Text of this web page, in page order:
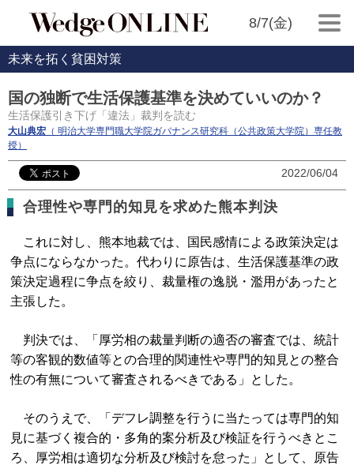
8/7(金)
未来を拓く貧困対策
国の独断で生活保護基準を決めていいのか？
生活保護引き下げ「違法」裁判を読む
大山典宏 （ 明治大学専門職大学院ガバナンス研究科（公共政策大学院）専任教
授）
2022/06/04
合理性や専門的知見を求めた熊本判決
これに対し、熊本地裁では、国民感情による政策決定は
争点にならなかった。代わりに原告は、生活保護基準の政
策決定過程に争点を絞り、裁量権の逸脱・濫用があったと
主張した。
判決では、「厚労相の裁量判断の適否の審査では、統計
等の客観的数値等との合理的関連性や専門的知見との整合
性の有無について審査されるべきである」とした。
そのうえで、「デフレ調整を行うに当たっては専門的知
見に基づく複合的・多角的案分析及び検証を行うべきとこ
ろ、厚労相は適切な分析及び検討を怠った」として、原告